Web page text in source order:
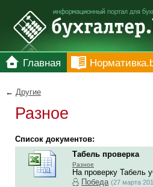
Главная
← Другие
Разное
Список документов:
Табель проверка
Разное
На проверку Табель
Победа (27 марта